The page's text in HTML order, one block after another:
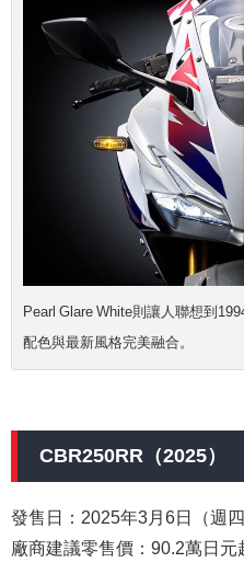
Pearl Glare White則讓人聯想到
配色與最新風格完美融合。
CBR250RR（2025）
發售日：2025年3月6日（週四
廠商建議零售價：90.2萬日元